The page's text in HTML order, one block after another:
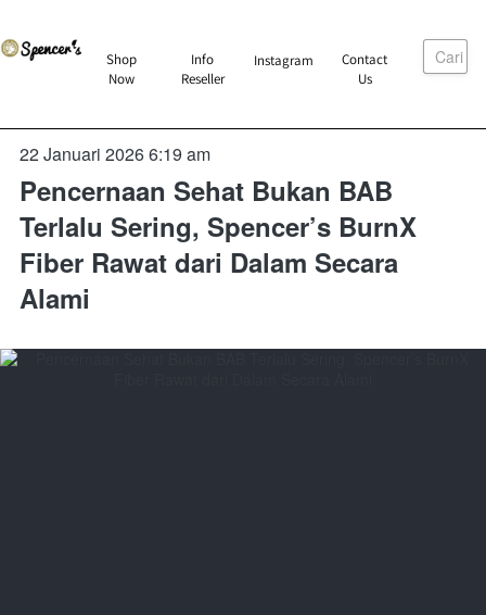
`
Shop
Now
` Info
Reseller
`Instagram `
Contact
Us
Cari
22 Januari 2026 6:19 am
Pencernaan Sehat Bukan BAB
Terlalu Sering, Spencer’s BurnX
Fiber Rawat dari Dalam Secara
Alami